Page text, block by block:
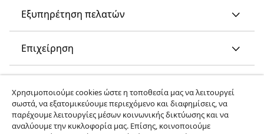
Εξυπηρέτηση πελατών
Επιχείρηση
Ανακαλύψτε περισσότερα
Χρησιμοποιούμε cookies ώστε η τοποθεσία μας να λειτουργεί
σωστά, να εξατομικεύουμε περιεχόμενο και διαφημίσεις, να
παρέχουμε λειτουργίες μέσων κοινωνικής δικτύωσης και να
αναλύουμε την κυκλοφορία μας. Επίσης, κοινοποιούμε